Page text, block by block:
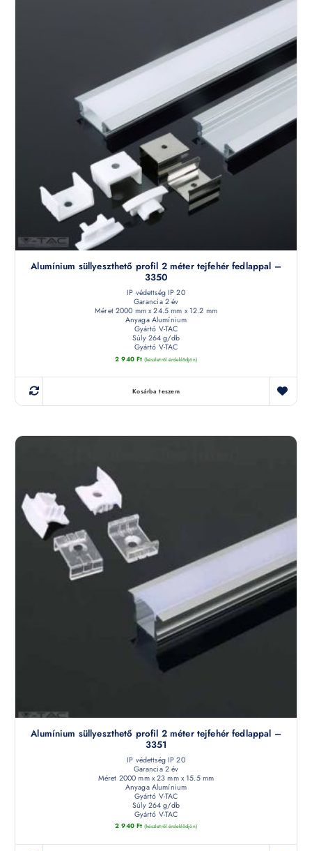
Alumínium süllyeszthető profil 2 méter tejfehér fedlappal –
3350
IP védettség IP 20
Garancia 2 év
Méret 2000 mm x 24.5 mm x 12.2 mm
Anyaga Alumínium
Gyártó V-TAC
Súly 264 g/db
Gyártó V-TAC
2 940 Ft (készletről érdeklődjön)
Kosárba teszem
Alumínium süllyeszthető profil 2 méter tejfehér fedlappal –
3351
IP védettség IP 20
Garancia 2 év
Méret 2000 mm x 23 mm x 15.5 mm
Anyaga Alumínium
Gyártó V-TAC
Súly 264 g/db
Gyártó V-TAC
2 940 Ft (készletről érdeklődjön)